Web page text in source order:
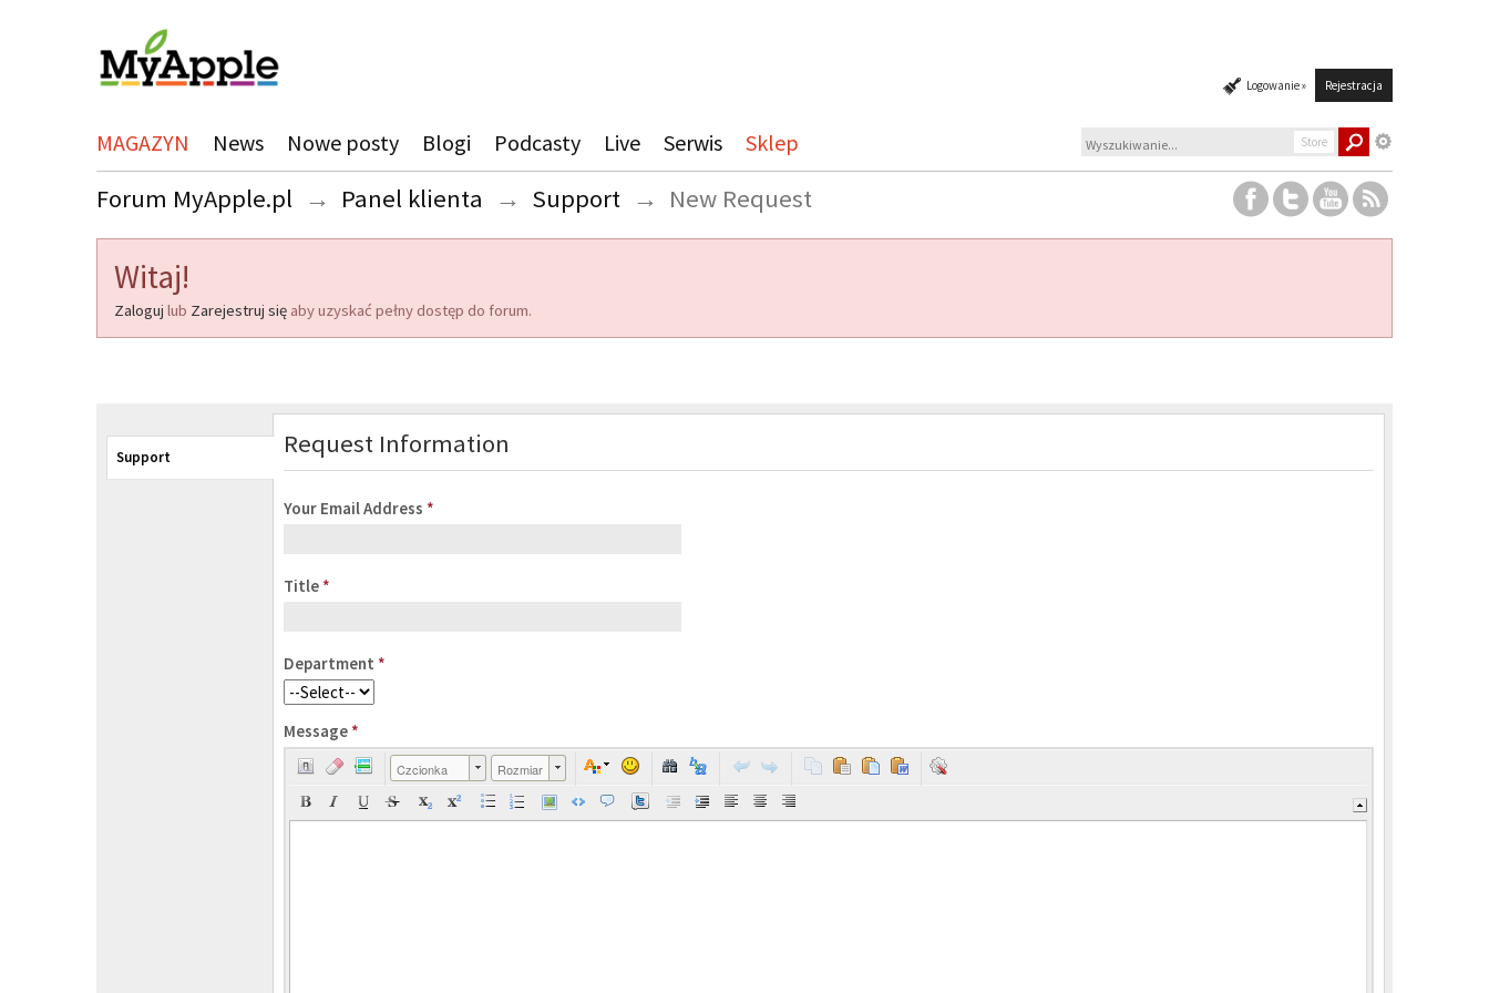
Logowanie » Rejestracja
MAGAZYN News Nowe posty Blogi Podcasty Live Serwis Sklep Store
Forum MyApple.pl → Panel klienta → Support → New Request
Witaj!
Zaloguj lub Zarejestruj się aby uzyskać pełny dostęp do forum.
Support Request Information
Your Email Address *
Title *
Department *
Message *
Czcionka Rozmiar